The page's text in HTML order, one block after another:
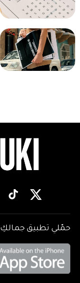
حمّلي تطبيق جمالكِ